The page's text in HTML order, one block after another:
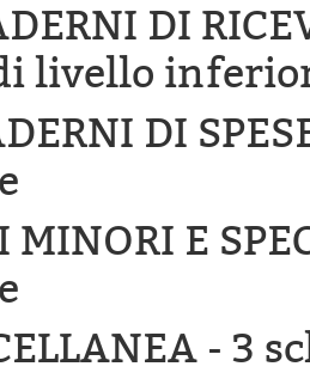
DI
livello
DI
MINORI E
- 3